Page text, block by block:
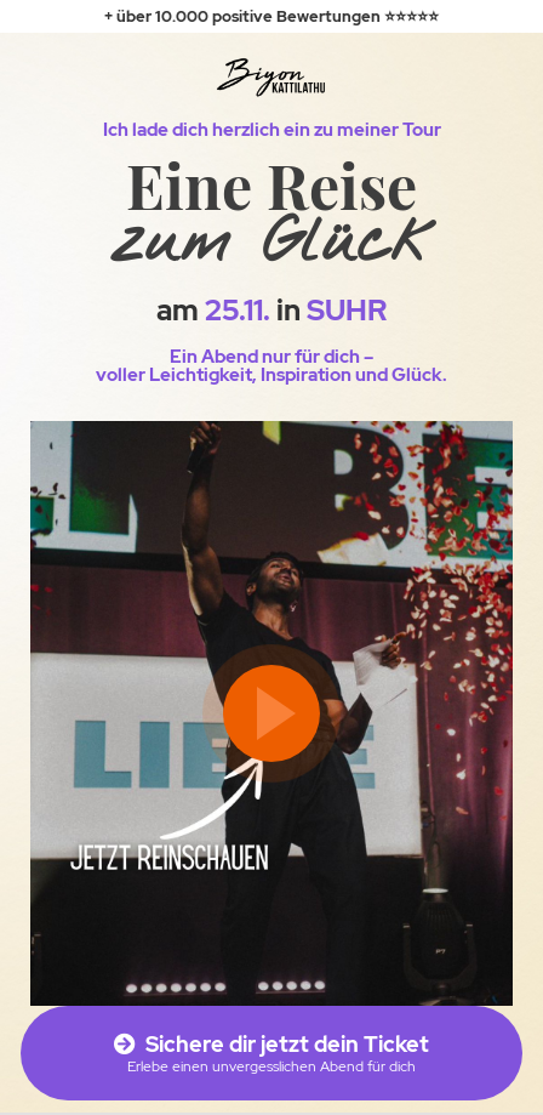
+ über 10.000positiveBewertungen ⭐⭐⭐⭐⭐
Ich lade dich herzlich ein zu meiner Tour
Eine Reise
zum Glück
am25.11. inSUHR
Ein Abend nur für dich –
voller Leichtigkeit, Inspiration und Glück.
Sichere dir jetzt dein Ticket
Erlebe einen unvergesslichen Abend für dich